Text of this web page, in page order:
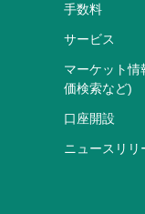
手数料
サービス
マーケット情
価検索など)
口座開設
ニュースリリ